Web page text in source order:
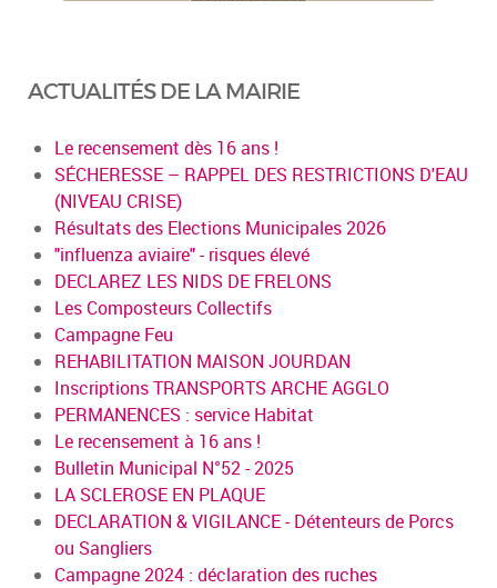
ACTUALITÉS DE LA MAIRIE
Le recensement dès 16 ans !
SÉCHERESSE – RAPPEL DES RESTRICTIONS D'EAU
(NIVEAU CRISE)
Résultats des Elections Municipales 2026
"influenza aviaire" - risques élevé
DECLAREZ LES NIDS DE FRELONS
Les Composteurs Collectifs
Campagne Feu
REHABILITATION MAISON JOURDAN
Inscriptions TRANSPORTS ARCHE AGGLO
PERMANENCES : service Habitat
Le recensement à 16 ans !
Bulletin Municipal N°52 - 2025
LA SCLEROSE EN PLAQUE
DECLARATION & VIGILANCE - Détenteurs de Porcs
ou Sangliers
Campagne 2024 : déclaration des ruches